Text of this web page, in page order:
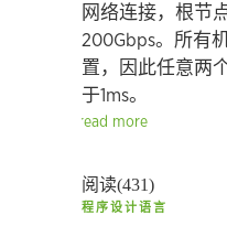
网络连接，根节
200Gbps。所有
置，因此任意两
于1ms。
read more
阅读(431)
程序设计语言